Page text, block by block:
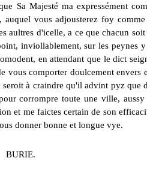
Sa Majesté ma expressément
auquel vous adjousterez foy
aultres d'icelle, a ce que chacun
inviollablement, sur les peynes
en attendant que le dict
vous comporter doulcement
à craindre qu'il advint pyz que
corrompre toute une ville,
et me faictes certain de son
donner bonne et longue vye.
BURIE.